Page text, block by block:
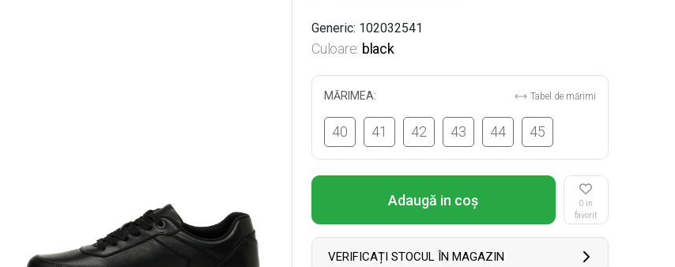
Generic: 102032541
Culoare: black
MĂRIMEA: Tabel de mărimi
40 41 42 43 44 45
Adaugă in coş
0 in
favorit
VERIFICAȚI STOCUL ÎN MAGAZIN